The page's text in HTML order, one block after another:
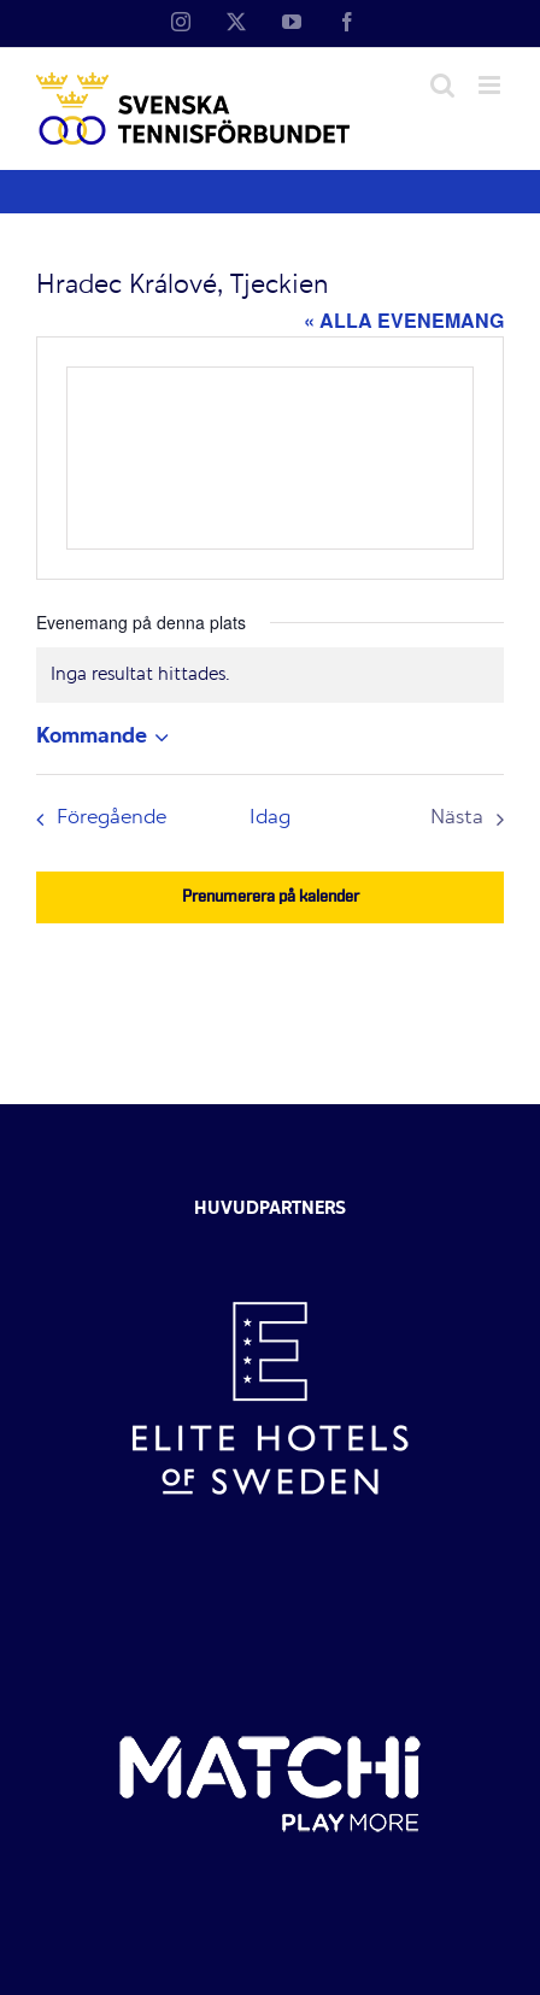
Instagram YouTube
Hradec Králové, Tjeckien
« ALLA EVENEMANG
Evenemang på denna plats
Notis
Inga resultat hittades.
Kommande
Välj
datum.
FöregåendeEvenemang
Idag
Nästa
Prenumerera på kalender
HUVUDPARTNERS